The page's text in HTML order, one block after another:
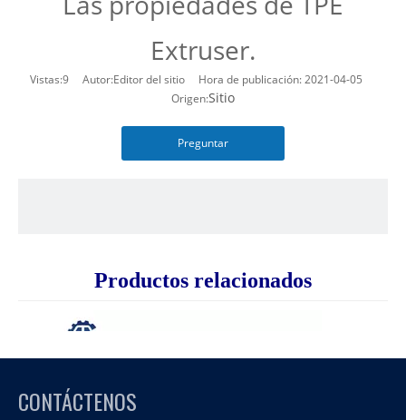
Extruser.
Vistas:9 Autor:Editor del sitio Hora de publicación: 2021-04-05
Origen:Sitio
Preguntar
Productos relacionados
CONTÁCTENOS